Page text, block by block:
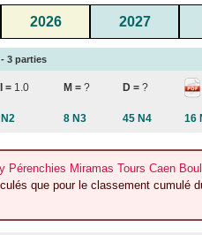
2026 2027
3 parties
= 1.0 M = ? D = ?
8 N3 45 N4 16
Pérenchies Miramas Tours Caen
que pour le classement cumulé